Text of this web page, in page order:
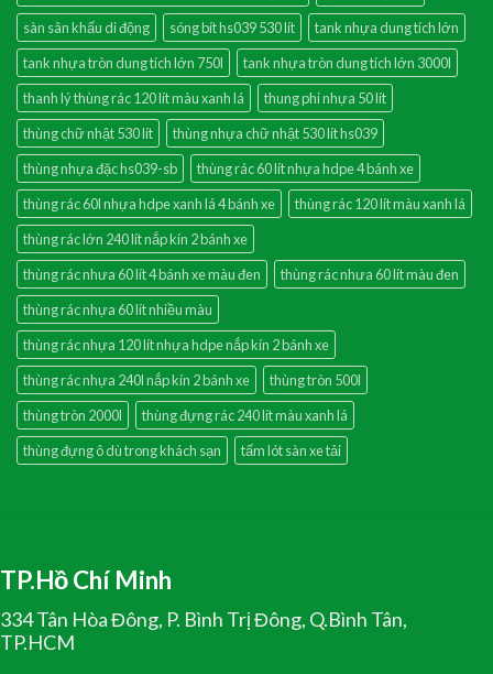
sàn sân khấu di động
sóng bít hs039 530 lít
tank nhựa dung tích lớn
tank nhựa tròn dung tích lớn 750l
tank nhựa tròn dung tích lớn 3000l
thanh lý thùng rác 120 lít màu xanh lá
thung phi nhựa 50 lít
thùng chữ nhật 530 lít
thùng nhựa chữ nhật 530 lít hs039
thùng nhựa đặc hs039-sb
thùng rác 60 lít nhựa hdpe 4 bánh xe
thùng rác 60l nhựa hdpe xanh lá 4 bánh xe
thùng rác 120 lít màu xanh lá
thùng rác lớn 240 lít nắp kín 2 bánh xe
thùng rác nhưa 60 lít 4 bánh xe màu đen
thùng rác nhưa 60 lít màu đen
thùng rác nhựa 60 lít nhiều màu
thùng rác nhựa 120 lít nhựa hdpe nắp kín 2 bánh xe
thùng rác nhựa 240l nắp kín 2 bánh xe
thùng tròn 500l
thùng tròn 2000l
thùng đựng rác 240 lít màu xanh lá
thùng đựng ô dù trong khách sạn
tấm lót sàn xe tải
TP.Hồ Chí Minh
334 Tân Hòa Đông, P. Bình Trị Đông, Q.Bình Tân,
TP.HCM